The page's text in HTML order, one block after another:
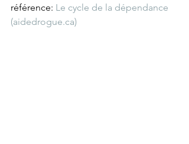
référence: Le cycle de la dépendance
(aidedrogue.ca)